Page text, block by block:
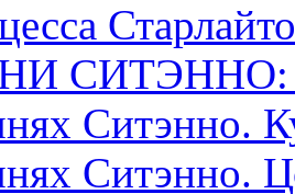
СИТЭННО:
Ситэнно.
Ситэнно.